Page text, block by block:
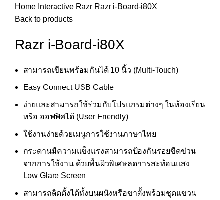
Home Interactive Razr Razr i-Board-i80X
Back to products
Razr i-Board-i80X
สามารถเขียนพร้อมกันได้ 10 นิ้ว (Multi-Touch)
Easy Connect USB Cable
ง่ายและสามารถใช้ร่วมกับโปรแกรมต่างๆ ในห้องเรียน
หรือ ออฟฟิศได้ (User Friendly)
ใช้งานง่ายด้วยเมนูการใช้งานภาษาไทย
กระดานมีความแข็งแรงสามารถป้องกันรอยขีดข่วน
จากการใช้งาน ด้วยพื้นผิวพิเศษลดการสะท้อนแสง
Low Glare Screen
สามารถติดตั้งได้ทั้งบนผนังหรือขาตั้งพร้อมชุดแขวน